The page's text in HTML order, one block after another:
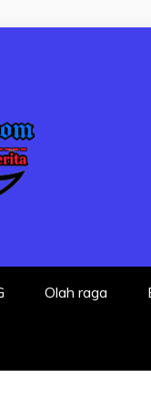
Olah raga